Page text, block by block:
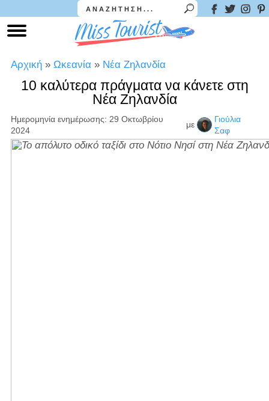
Αρχική » Ωκεανία » Νέα Ζηλανδία
10 καλύτερα πράγματα να κάνετε στη
Νέα Ζηλανδία
Ημερομηνία ενημέρωσης: 29 Οκτωβρίου
2024
με
Γιούλια
Σαφ